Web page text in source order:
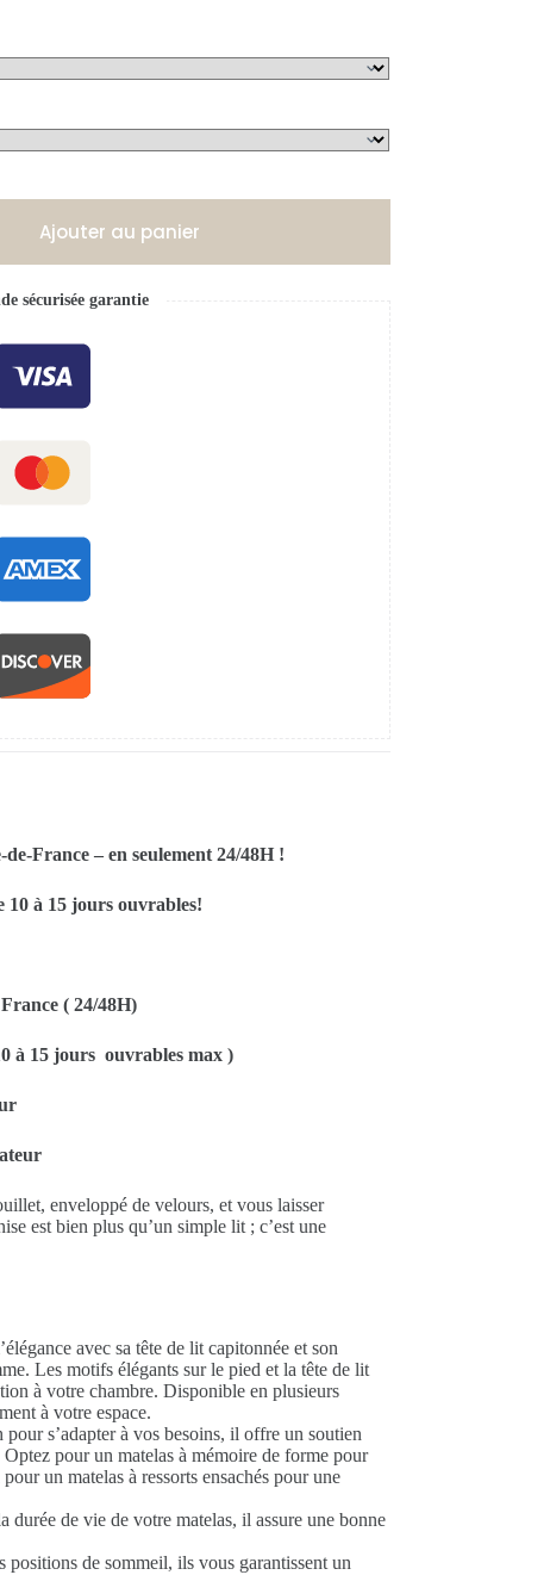
Ajouter au panier
sécurisée garantie
France – en seulement 24/48H !
à 15 jours ouvrables!
( 24/48H)
à 15 jours ouvrables max )
enveloppé de velours, et vous laisser
est bien plus qu’un simple lit ; c’est une
avec sa tête de lit capitonnée et son
Les motifs élégants sur le pied et la tête de lit
à votre chambre. Disponible en plusieurs
à votre espace.
s’adapter à vos besoins, il offre un soutien
pour un matelas à mémoire de forme pour
un matelas à ressorts ensachés pour une
durée de vie de votre matelas, il assure une bonne
positions de sommeil, ils vous garantissent un